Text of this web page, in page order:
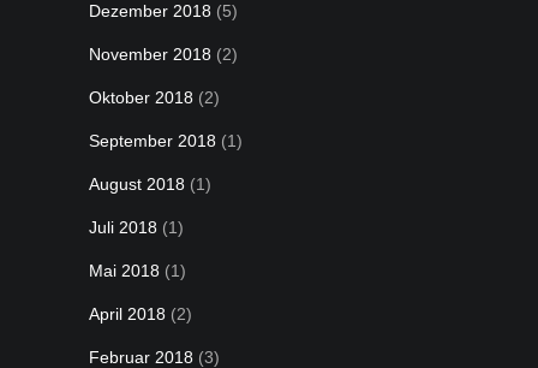
Dezember 2018 (5)
November 2018 (2)
Oktober 2018 (2)
September 2018 (1)
August 2018 (1)
Juli 2018 (1)
Mai 2018 (1)
April 2018 (2)
Februar 2018 (3)